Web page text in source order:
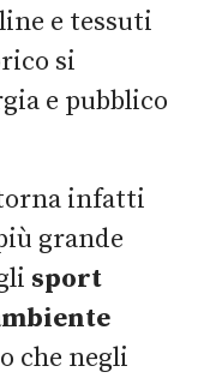
e tessuti
si
e pubblico
infatti
grande
sport
che negli